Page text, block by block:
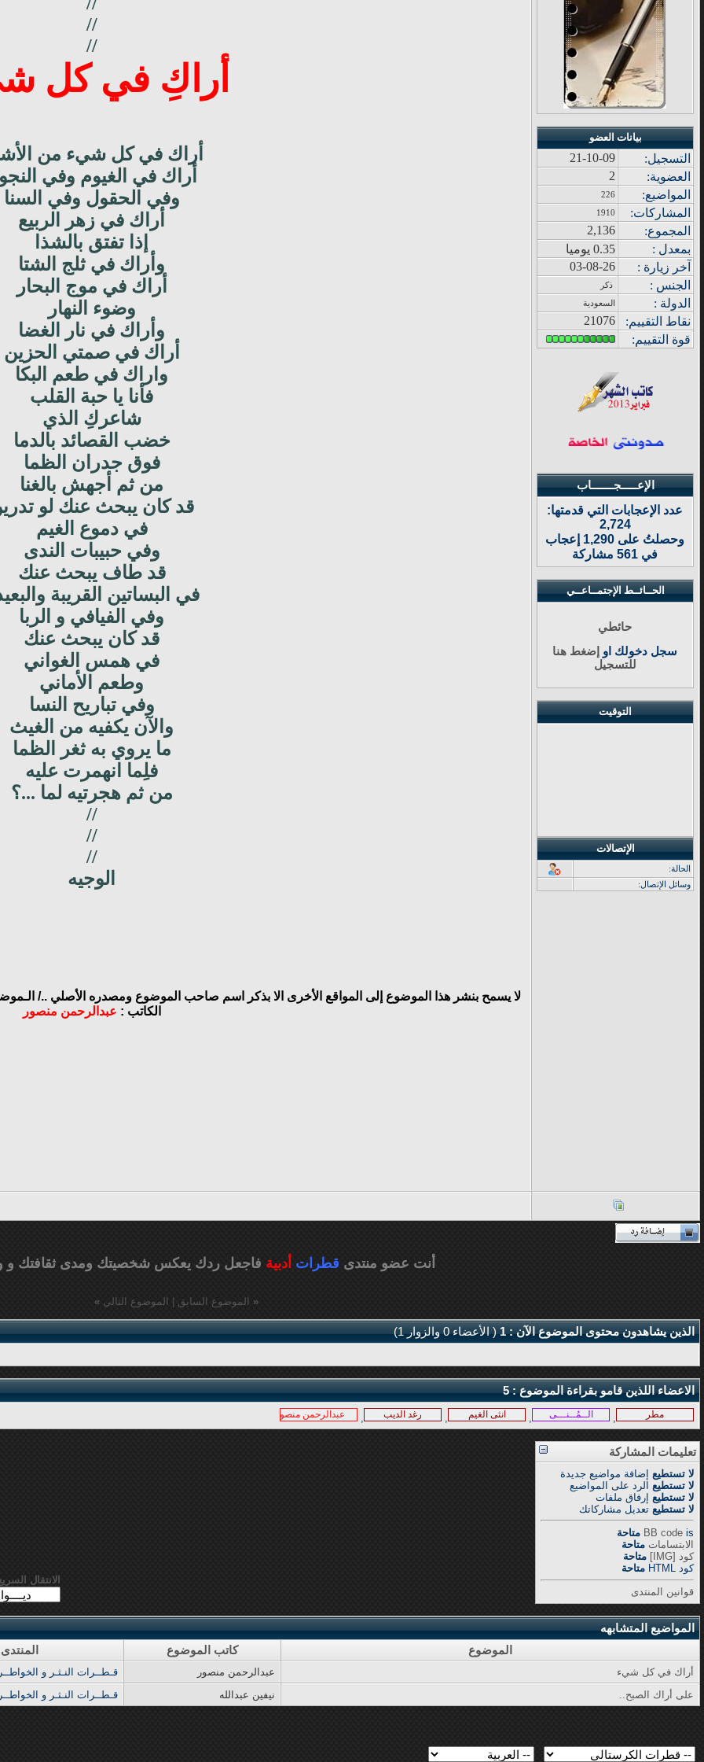
بيانات العضو
التسجيل:
21-10-09
العضوية:
2
المواضيع:
226
المشاركات:
1910
المجموع:
2,136
بمعدل :
0.35 يوميا
خر زيار ة :
03-08-26
الجنس :
ذكر
الدولة : السعودية
نقاط التقييم:
21076
قوة التقييم:
الإعـــــجـــــــاب
عدد الإعجابات التي قدمتها:
2,724
وحصلتُ على 1,290 إعجاب
في 561 مشاركة
الحــائــط الإجتمــاعــي
حائطي
سجل دخولك او إضغط هنا
للتسجيل
التوقيت
الإتصالات
الحالة:
وسائل الإتصال:
//
//
أراكِ في كل
أراك في كل شيء من
أراك في الغيوم وفي
وفي الحقول وفي السنا
أراك في زهر الربيع
إذا تفتق بالشذا
وأراك في ثلج الشتا
أراك في موج البحار
وضوء النهار
وأراك في نار الغضا
أراك في صمتي الحزين
واراك في طعم البكا
فأنا يا حبة القلب
شاعركِ الذي
خضب القصائد بالدما
فوق جدران الظما
من ثم أجهش بالغنا
قد كان يبحث عنك لو
في دموع الغيم
وفي حبيبات الندى
قد طاف يبحث عنك
في البساتين القريبة
وفي الفيافي و الربا
قد كان يبحث عنك
في همس الغواني
وطعم الأماني
وفي تباريح النسا
والآن يكفيه من الغيث
ما يروي به ثغر الظما
فلِما انهمرت عليه
من ثم هجرتيه لما ...؟
//
//
//
الوجيه
لا يسمح بنشر هذا الموضوع إلى المواقع الأخرى الا بذكر اسم صاحب الموضوع ومصدره الأصلي ../
الكاتب : عبدالرحمن منصور
أنت عضو منتدى قطرات أدبية فاجعل ردك يعكس شخصيتك ومدى ثقافتك و
« الموضوع السابق | الموضوع التالي »
الذين يشاهدون محتوى الموضوع الآن : 1 ( الأعضاء 0 والزوار 1)
الاعضاء اللذين قامو بقراءة الموضوع : 5
مطر الــمُــنـــى انثى الغيم رغد الديب عبدالرحمن منصور
تعليمات المشاركة
لا تستطيع إضافة مواضيع جديدة
لا تستطيع الرد على المواضيع
لا تستطيع إرفاق ملفات
لا تستطيع تعديل مشاركاتك
BB code is
متاحة
الابتسامات متاحة
كود [IMG]
متاحة
كود HTML
متاحة
قوانين المنتدى
الانتقال
المواضيع المتشابهه
الموضوع
كاتب الموضوع المنتدى
أراك في كل شيء عبدالرحمن منصور
قـطــرات النـثـر و الخواطــر
على أراك الصبح..
نيفين عبدالله قـطــرات النـثـر و الخواطــر